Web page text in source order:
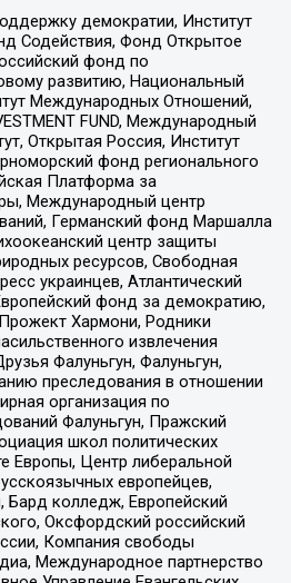
демократии, Институт
Содействия, Фонд Открытое
фонд по
развитию, Национальный
Международных Отношений,
FUND, Международный
Открытая Россия, Институт
фонд регионального
Платформа за
Международный центр
Германский фонд Маршалла
центр защиты
ресурсов, Свободная
украинцев, Атлантический
фонд за демократию,
Хармони, Родники
извлечения
Фалуньгун, Фалуньгун,
преследования в отношении
организация по
Фалуньгун, Пражский
школ политических
Европы, Центр либеральной
европейцев,
Бард колледж, Европейский
Оксфордский российский
Компания свободы
Международное партнерство